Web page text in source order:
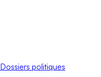
Dossiers politiques